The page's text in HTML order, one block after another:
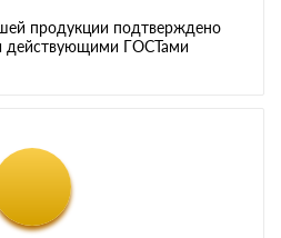
продукции подтверждено
действующими ГОСТами